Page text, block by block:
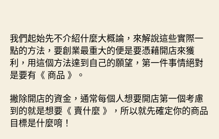
我們起始先不介紹什麼大概論，來解說這些實際一
點的方法，要創業最重大的便是要憑藉開店來獲
利，用這個方法達到自己的願望，第一件事情絕對
是要有《 商品 》。
撇除開店的資金，通常每個人想要開店第一個考慮
到的就是想要《 賣什麼 》，所以就先確定你的商品
目標是什麼唷！